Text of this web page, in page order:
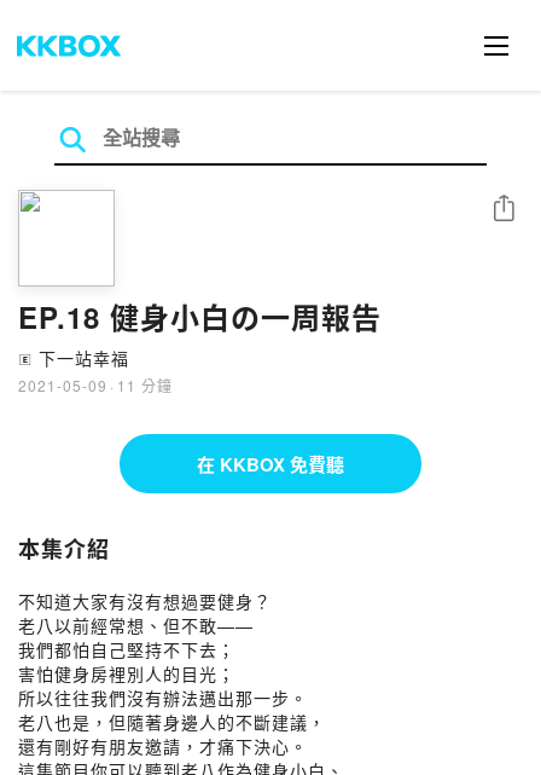
EP.18 健身小白の一周報告
🄴 下一站幸福
2021-05-09 · 11 分鐘
分享
在 KKBOX 免費聽
本集介紹
不知道大家有沒有想過要健身？
老八以前經常想、但不敢——
我們都怕自己堅持不下去；
害怕健身房裡別人的目光；
所以往往我們沒有辦法邁出那一步。
老八也是，但隨著身邊人的不斷建議，
還有剛好有朋友邀請，才痛下決心。
這集節目你可以聽到老八作為健身小白、